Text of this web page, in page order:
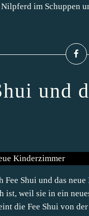
im Schuppen
und
Fee Shui und das
ist, weil sie in ein
die Fee Shui von